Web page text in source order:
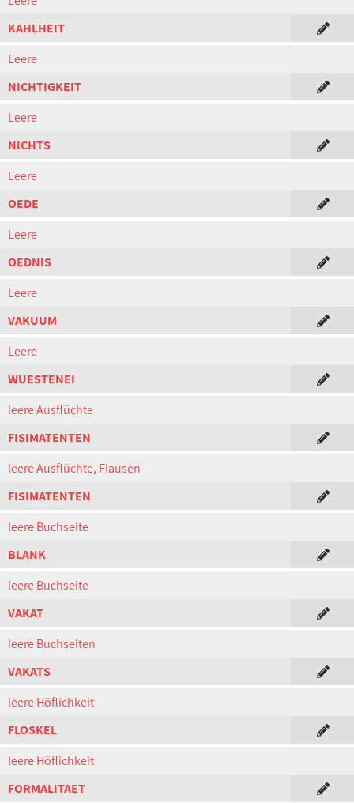
KAHLHEIT
Leere
NICHTIGKEIT
Leere
NICHTS
Leere
OEDE
Leere
OEDNIS
Leere
VAKUUM
Leere
WUESTENEI
leere Ausflüchte
FISIMATENTEN
leere Ausflüchte, Flausen
FISIMATENTEN
leere Buchseite
BLANK
leere Buchseite
VAKAT
leere Buchseiten
VAKATS
leere Höflichkeit
FLOSKEL
leere Höflichkeit
FORMALITAET